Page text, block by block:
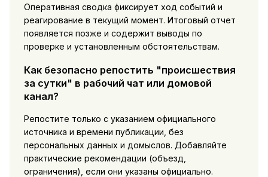
Оперативная сводка фиксирует ход событий и
реагирование в текущий момент. Итоговый отчет
появляется позже и содержит выводы по
проверке и установленным обстоятельствам.
Как безопасно репостить "происшествия
за сутки" в рабочий чат или домовой
канал?
Репостите только с указанием официального
источника и времени публикации, без
персональных данных и домыслов. Добавляйте
практические рекомендации (объезд,
ограничения), если они указаны официально.